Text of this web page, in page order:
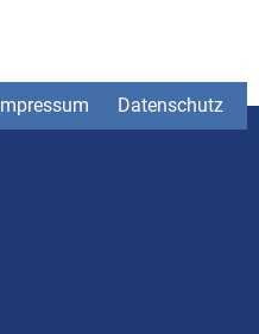
Impressum Datenschutz